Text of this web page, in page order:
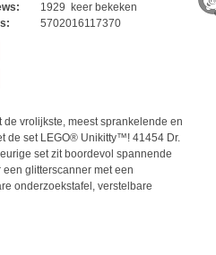
1929 keer bekeken
5702016117370
vrolijkste, meest sprankelende en
de set LEGO® Unikitty™! 41454 Dr.
set zit boordevol spannende
glitterscanner met een
onderzoekstafel, verstelbare